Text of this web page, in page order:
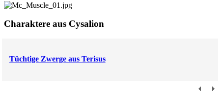
Charaktere aus Cysalion
Tüchtige Zwerge aus Terisus